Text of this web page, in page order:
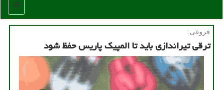
منو
فروغی:
ترقی تیراندازی باید تا المپیک پاریس حفظ شود